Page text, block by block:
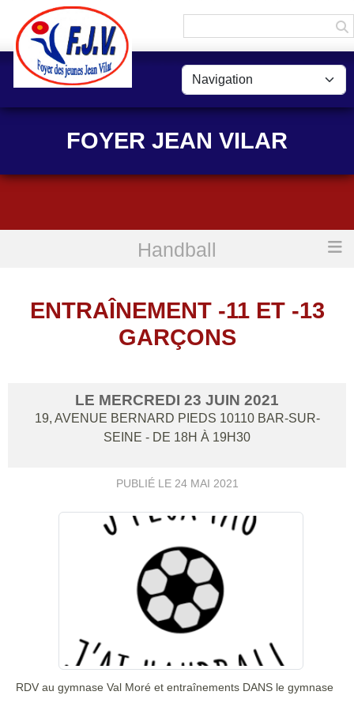
FOYER JEAN VILAR
Handball
Entraînement -11 et -13 garçons
ENTRAÎNEMENT -11 ET -13
GARÇONS
LE MERCREDI 23 JUIN 2021
19, AVENUE BERNARD PIEDS 10110 BAR-SUR-
SEINE - DE 18H À 19H30
PUBLIÉ LE 24 MAI 2021
RDV au gymnase Val Moré et entraînements DANS le gymnase
Panneau de gestion des cookies